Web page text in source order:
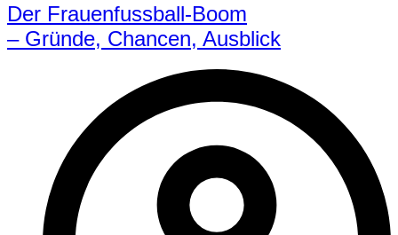
Der Frauenfussball-Boom
– Gründe, Chancen, Ausblick